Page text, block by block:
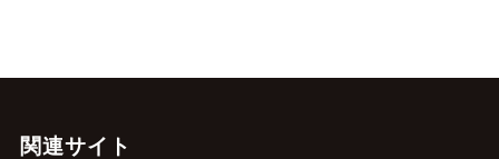
関連サイト